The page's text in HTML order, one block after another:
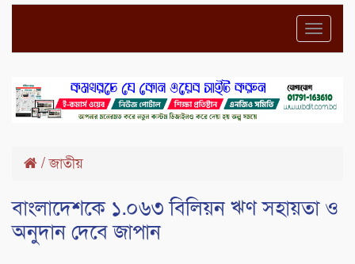
/জাতীয়
বাংলাদেশকে ১.০৬৩ বিলিয়ন ঋণ সহায়তা ও
অনুদান দেবে জাপান